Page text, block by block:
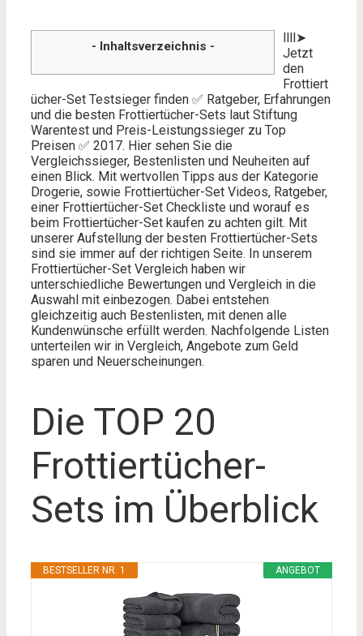
- Inhaltsverzeichnis -
llll➤
Jetzt
den
Frottiert
ücher-Set Testsieger finden ✅ Ratgeber, Erfahrungen
und die besten Frottiertücher-Sets laut Stiftung
Warentest und Preis-Leistungssieger zu Top
Preisen ✅ 2017. Hier sehen Sie die
Vergleichssieger, Bestenlisten und Neuheiten auf
einen Blick. Mit wertvollen Tipps aus der Kategorie
Drogerie, sowie Frottiertücher-Set Videos, Ratgeber,
einer Frottiertücher-Set Checkliste und worauf es
beim Frottiertücher-Set kaufen zu achten gilt. Mit
unserer Aufstellung der besten Frottiertücher-Sets
sind sie immer auf der richtigen Seite. In unserem
Frottiertücher-Set Vergleich haben wir
unterschiedliche Bewertungen und Vergleich in die
Auswahl mit einbezogen. Dabei entstehen
gleichzeitig auch Bestenlisten, mit denen alle
Kundenwünsche erfüllt werden. Nachfolgende Listen
unterteilen wir in Vergleich, Angebote zum Geld
sparen und Neuerscheinungen.
Die TOP 20
Frottiertücher-
Sets im Überblick
ANGEBOT
BESTSELLER NR. 1